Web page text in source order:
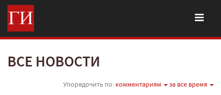
ВСЕ НОВОСТИ
Упорядочить по: комментариям за все время